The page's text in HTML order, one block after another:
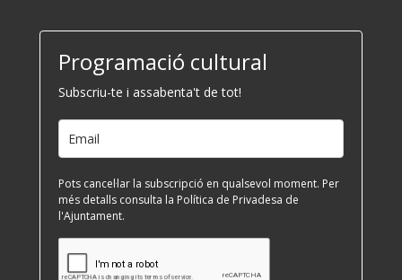
Programació cultural
Subscriu-te i assabenta't de tot!
Pots cancel·lar la subscripció en qualsevol moment. Per
més detalls consulta la Política de Privadesa de
l'Ajuntament.